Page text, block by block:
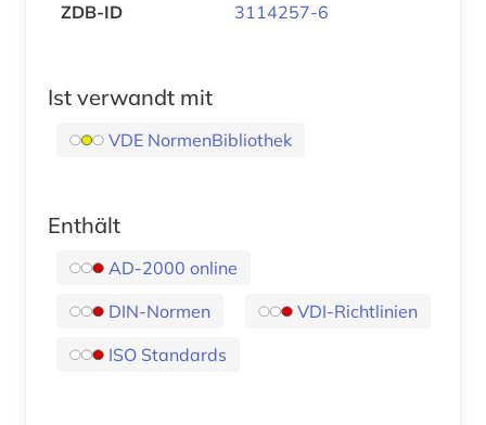
ZDB-ID 3114257-6
Ist verwandt mit
VDE NormenBibliothek
Enthält
AD-2000 online
DIN-Normen
VDI-Richtlinien
ISO Standards